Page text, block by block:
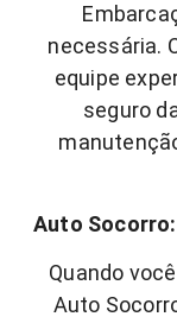
necessária.
equipe
seguro
Auto
Quando
Auto